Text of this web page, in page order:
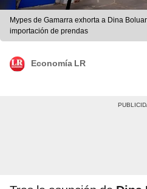
Mypes de Gamarra exhorta a Dina
importación de prendas
Economía LR